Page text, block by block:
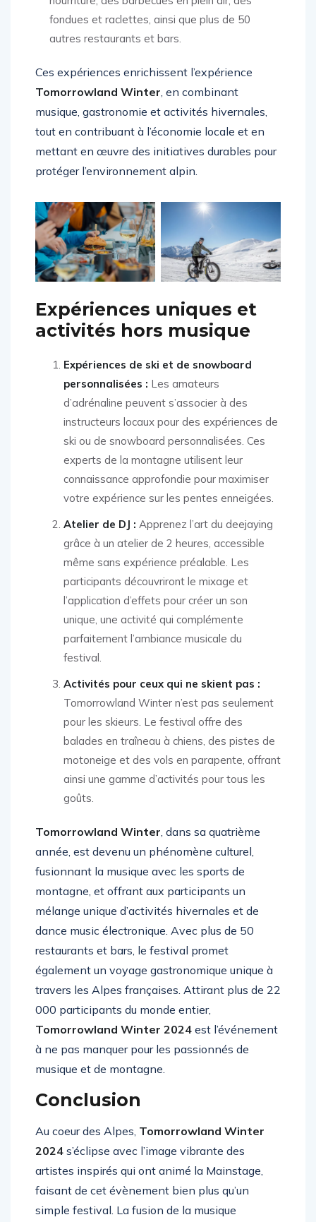
fondues et raclettes, ainsi que plus de 50
autres restaurants et bars.
Ces expériences enrichissent l’expérience
Tomorrowland Winter, en combinant
musique, gastronomie et activités hivernales,
tout en contribuant à l’économie locale et en
mettant en œuvre des initiatives durables pour
protéger l’environnement alpin.
Expériences uniques et
activités hors musique
Expériences de ski et de snowboard
personnalisées : Les amateurs
d’adrénaline peuvent s’associer à des
instructeurs locaux pour des expériences de
ski ou de snowboard personnalisées. Ces
experts de la montagne utilisent leur
connaissance approfondie pour maximiser
votre expérience sur les pentes enneigées.
Atelier de DJ : Apprenez l’art du deejaying
grâce à un atelier de 2 heures, accessible
même sans expérience préalable. Les
participants découvriront le mixage et
l’application d’effets pour créer un son
unique, une activité qui complémente
parfaitement l’ambiance musicale du
festival.
Activités pour ceux qui ne skient pas :
Tomorrowland Winter n’est pas seulement
pour les skieurs. Le festival offre des
balades en traîneau à chiens, des pistes de
motoneige et des vols en parapente, offrant
ainsi une gamme d’activités pour tous les
goûts.
Tomorrowland Winter, dans sa quatrième
année, est devenu un phénomène culturel,
fusionnant la musique avec les sports de
montagne, et offrant aux participants un
mélange unique d’activités hivernales et de
dance music électronique. Avec plus de 50
restaurants et bars, le festival promet
également un voyage gastronomique unique à
travers les Alpes françaises. Attirant plus de 22
000 participants du monde entier,
Tomorrowland Winter 2024 est l’événement
à ne pas manquer pour les passionnés de
musique et de montagne.
Conclusion
Au coeur des Alpes, Tomorrowland Winter
2024 s’éclipse avec l’image vibrante des
artistes inspirés qui ont animé la Mainstage,
faisant de cet évènement bien plus qu’un
simple festival. La fusion de la musique